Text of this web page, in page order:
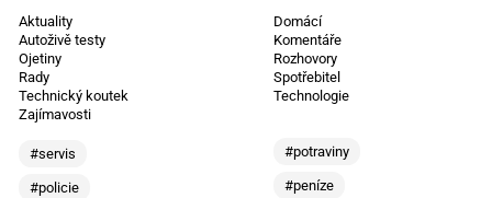
Aktuality
Autoživě testy
Ojetiny
Rady
Technický koutek
Zajímavosti
#servis
#policie
Domácí
Komentáře
Rozhovory
Spotřebitel
Technologie
#potraviny
#peníze